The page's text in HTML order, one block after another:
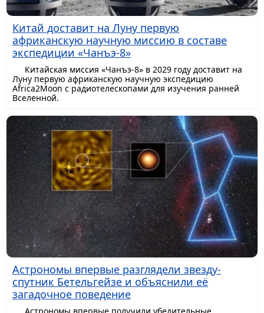
Китай доставит на Луну первую
африканскую научную миссию в составе
экспедиции «Чанъэ-8»
Китайская миссия «Чанъэ-8» в 2029 году доставит на
Луну первую африканскую научную экспедицию
Africa2Moon с радиотелескопами для изучения ранней
Вселенной.
Астрономы впервые разглядели звезду-
спутник Бетельгейзе и объяснили её
загадочное поведение